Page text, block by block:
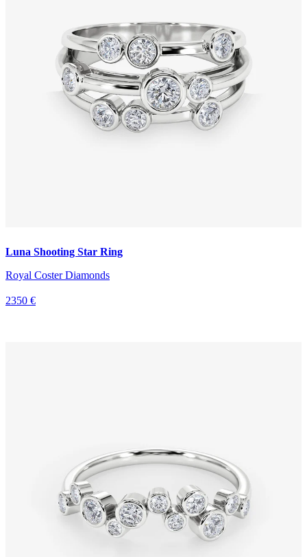
Luna Shooting Star Ring
Royal Coster Diamonds
2350 €